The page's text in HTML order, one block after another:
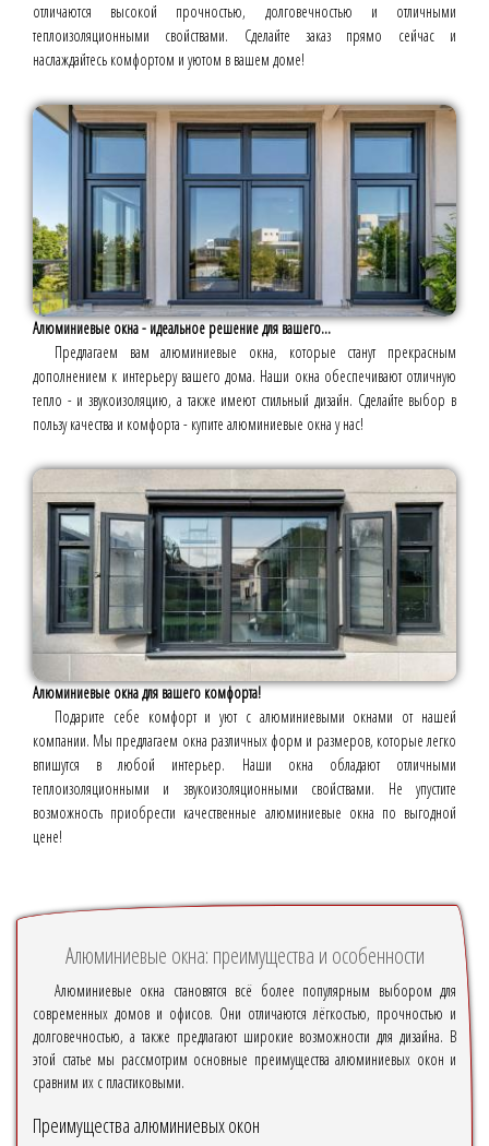
отличаются высокой прочностью, долговечностью и отличными
теплоизоляционными свойствами. Сделайте заказ прямо сейчас и
наслаждайтесь комфортом и уютом в вашем доме!
Алюминиевые окна - идеальное решение для вашего...
Предлагаем вам алюминиевые окна, которые станут прекрасным
дополнением к интерьеру вашего дома. Наши окна обеспечивают отличную
тепло - и звукоизоляцию, а также имеют стильный дизайн. Сделайте выбор в
пользу качества и комфорта - купите алюминиевые окна у нас!
Алюминиевые окна для вашего комфорта!
Подарите себе комфорт и уют с алюминиевыми окнами от нашей
компании. Мы предлагаем окна различных форм и размеров, которые легко
впишутся в любой интерьер. Наши окна обладают отличными
теплоизоляционными и звукоизоляционными свойствами. Не упустите
возможность приобрести качественные алюминиевые окна по выгодной
цене!
Алюминиевые окна: преимущества и особенности
Алюминиевые окна становятся всё более популярным выбором для
современных домов и офисов. Они отличаются лёгкостью, прочностью и
долговечностью, а также предлагают широкие возможности для дизайна. В
этой статье мы рассмотрим основные преимущества алюминиевых окон и
сравним их с пластиковыми.
Преимущества алюминиевых окон